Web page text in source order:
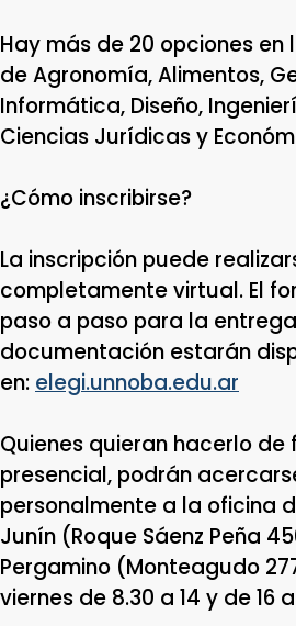
Hay más de 20 opciones en
de Agronomía, Alimentos,
Informática, Diseño,
Ciencias Jurídicas y
¿Cómo inscribirse?
La inscripción puede
completamente virtual. El
paso a paso para la
documentación estarán
en: elegi.unnoba.edu.ar
Quienes quieran hacerlo de
presencial, podrán
personalmente a la oficina
Junín (Roque Sáenz Peña
Pergamino (Monteagudo
viernes de 8.30 a 14 y de 16